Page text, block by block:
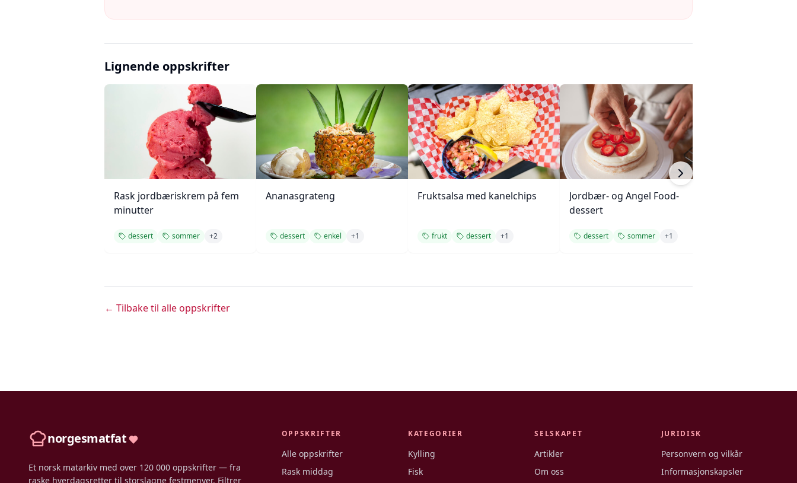
Lignende oppskrifter
Rask jordbæriskrem på fem
minutter
dessert sommer +2
Ananasgrateng
dessert enkel +1
Fruktsalsa med kanelchips
frukt dessert +1
Jordbær- og Angel Food-
dessert
dessert sommer +1
← Tilbake til alle oppskrifter
norgesmatfat
Et norsk matarkiv med over 120 000 oppskrifter — fra
raske hverdagsretter til storslagne festmenyer. Filtrer
OPPSKRIFTER
Alle oppskrifter
Rask middag
KATEGORIER
Kylling
Fisk
SELSKAPET
Artikler
Om oss
JURIDISK
Personvern og vilkår
Informasjonskapsler